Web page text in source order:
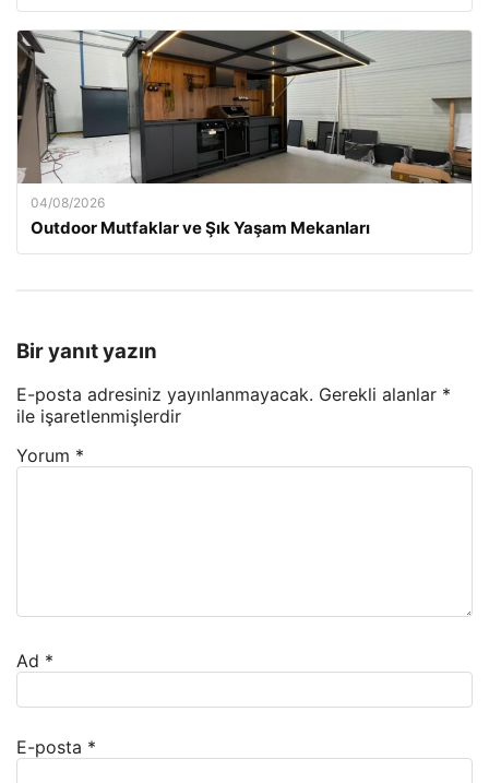
04/08/2026
Outdoor Mutfaklar ve Şık Yaşam Mekanları
Bir yanıt yazın
E-posta adresiniz yayınlanmayacak. Gerekli alanlar *
ile işaretlenmişlerdir
Yorum *
Ad *
E-posta *